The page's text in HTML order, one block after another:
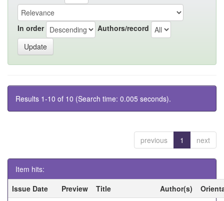
In order Authors/record
Results 1-10 of 10 (Search time: 0.005 seconds).
previous 1 next
Item hits:
Issue Date
Preview Title Author(s)